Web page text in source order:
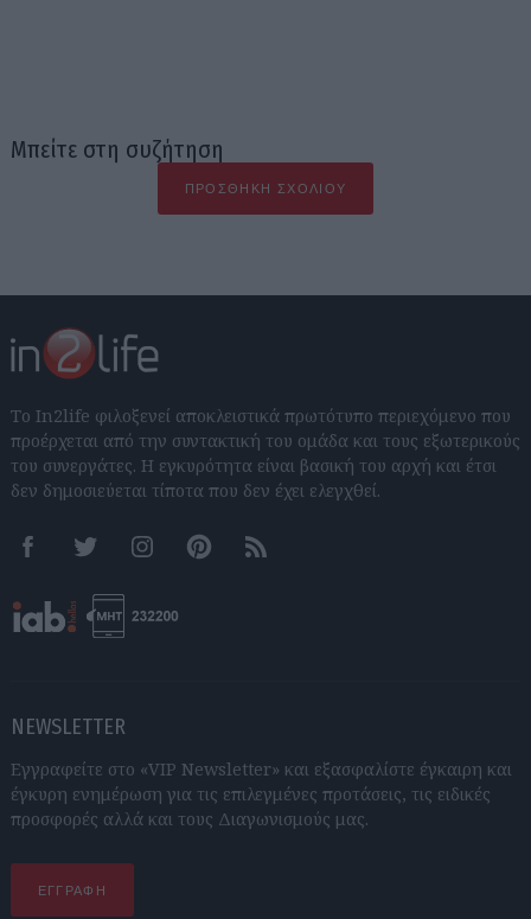
Μπείτε στη συζήτηση
ΠΡΟΣΘΉΚΗ ΣΧΟΛΊΟΥ
Το In2life φιλοξενεί αποκλειστικά πρωτότυπο περιεχόμενο που
προέρχεται από την συντακτική του ομάδα και τους εξωτερικούς
του συνεργάτες. Η εγκυρότητα είναι βασική του αρχή και έτσι
δεν δημοσιεύεται τίποτα που δεν έχει ελεγχθεί.
FacebookTwitter InstagramPinterestRSS feeds
NEWSLETTER
Εγγραφείτε στο «VIP Newsletter» και εξασφαλίστε έγκαιρη και
έγκυρη ενημέρωση για τις επιλεγμένες προτάσεις, τις ειδικές
προσφορές αλλά και τους Διαγωνισμούς μας.
ΕΓΓΡΑΦΗ